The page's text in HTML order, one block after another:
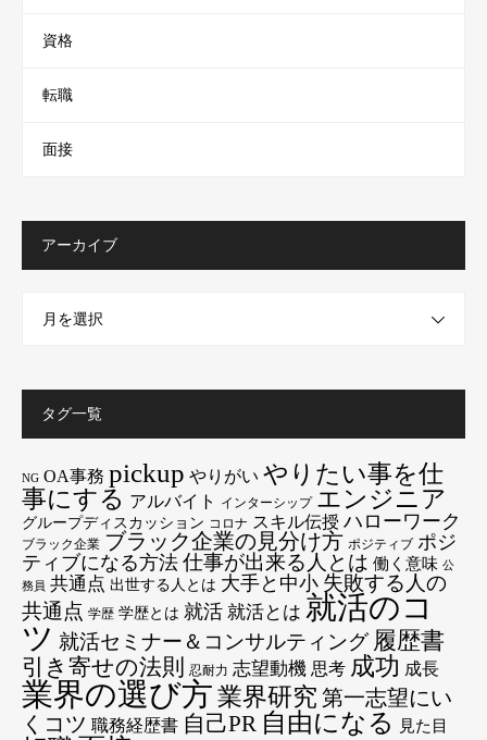
資格
転職
面接
アーカイブ
月を選択
タグ一覧
NG OA事務 pickup やりがい やりたい事を仕
事にする アルバイト インターシップ エンジニア
グループディスカッション コロナ スキル伝授 ハローワーク
ブラック企業 ブラック企業の見分け方 ポジティブ ポジ
ティブになる方法 仕事が出来る人とは 働く意味 公
務員 共通点 出世する人とは 大手と中小 失敗する人の
共通点 学歴 学歴とは 就活 就活とは 就活のコ
ツ 就活セミナー＆コンサルティング 履歴書
引き寄せの法則
忍耐力 志望動機 思考 成功 成長
業界の選び方 業界研究 第一志望にい
くコツ 職務経歴書 自己PR 自由になる 見た目